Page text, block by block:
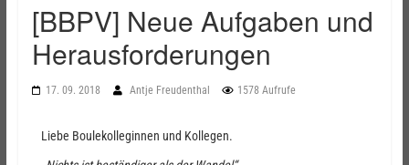
[BBPV] Neue Aufgaben und
Herausforderungen
17. 09. 2018 Antje Freudenthal 1578 Aufrufe
Liebe Boulekolleginnen und Kollegen.